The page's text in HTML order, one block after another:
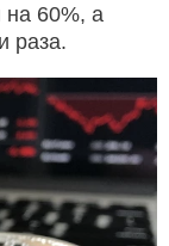
на 60%, а
раза.